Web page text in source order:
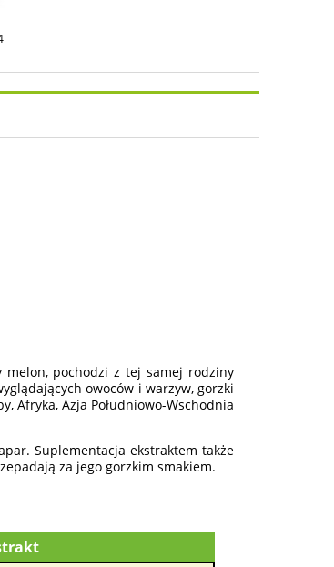
pochodzi z tej samej rodziny
owoców i warzyw, gorzki
Afryka, Azja Południowo-Wschodnia
Suplementacja ekstraktem także
za jego gorzkim smakiem.